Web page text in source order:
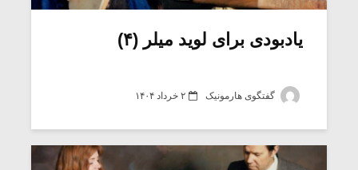
یادبودی برای لوید میلر (۴)
گفتگوی هارمونیک ۲ خرداد ۱۴۰۴